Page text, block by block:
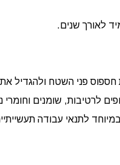
לאורך שנים.
חספוס פני השטח ולהגדיל
לרטיבות, שומנים וחומרי
לתנאי עבודה